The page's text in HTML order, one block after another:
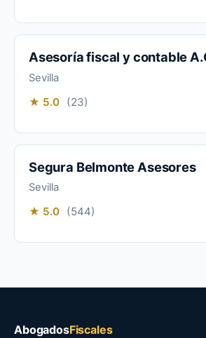
Asesoría fiscal y contable
Sevilla
★ 5.0 (23)
Segura Belmonte Asesores
Sevilla
★ 5.0 (544)
AbogadosFiscales